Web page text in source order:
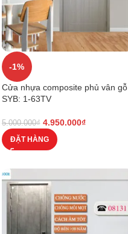
-1%
Cửa nhựa composite phủ vân gỗ
SYB: 1-63TV
5.000.000₫ 4.950.000₫
ĐẶT HÀNG